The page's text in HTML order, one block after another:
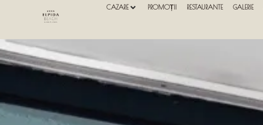
CAZARE PROMOȚII RESTAURANTE GALERIE